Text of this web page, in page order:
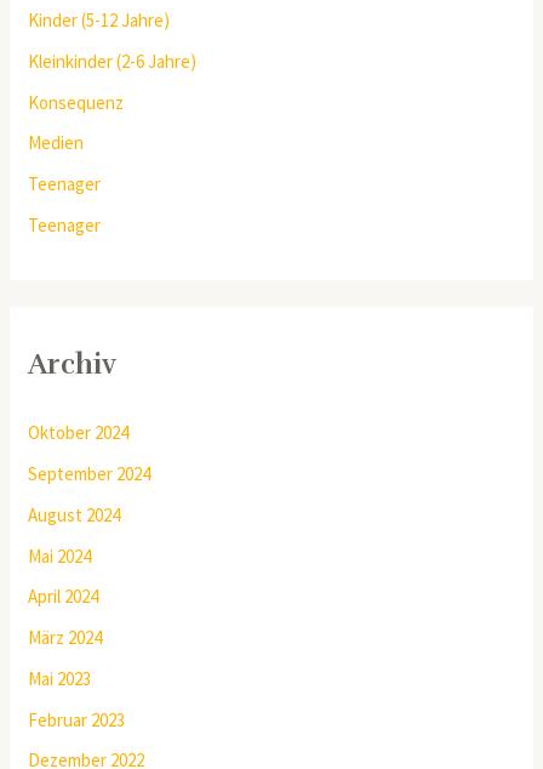
Kinder (5-12 Jahre)
Kleinkinder (2-6 Jahre)
Konsequenz
Medien
Teenager
Teenager
Archiv
Oktober 2024
September 2024
August 2024
Mai 2024
April 2024
März 2024
Mai 2023
Februar 2023
Dezember 2022